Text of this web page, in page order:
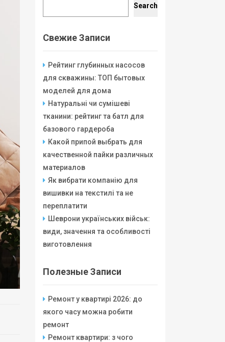
Search
Свежие Записи
Рейтинг глубинных насосов
для скважины: ТОП бытовых
моделей для дома
Натуральні чи сумішеві
тканини: рейтинг та батл для
базового гардероба
Какой припой выбрать для
качественной пайки различных
материалов
Як вибрати компанію для
вишивки на текстилі та не
переплатити
Шеврони українських військ:
види, значення та особливості
виготовлення
Полезные Записи
Ремонт у квартирі 2026: до
якого часу можна робити
ремонт
Ремонт квартири: з чого